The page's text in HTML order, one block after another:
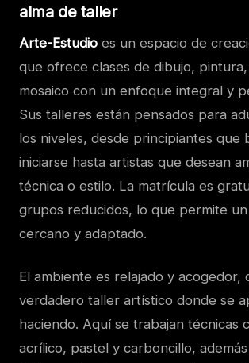
alma de taller
Arte-Estudio es un espacio de
que ofrece clases de dibujo,
mosaico con un enfoque integral y
Sus talleres están pensados para
los niveles, desde principiantes que
iniciarse hasta artistas que desean
técnica o estilo. La matrícula es
grupos reducidos, lo que permite
cercano y adaptado.
El ambiente es relajado y acogedor,
verdadero taller artístico donde se
haciendo. Aquí se trabajan técnicas
acrílico, pastel y carboncillo,